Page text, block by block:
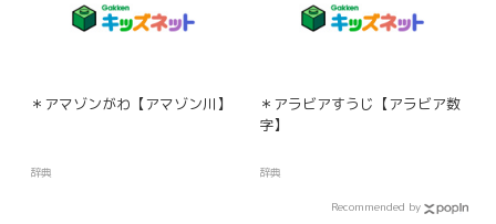
＊アマゾンがわ【アマゾン川】
辞典
＊アラビアすうじ【アラビア数
字】
辞典
Recommended by